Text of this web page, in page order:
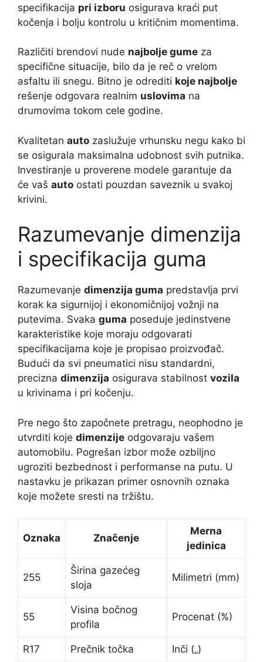
specifikacija pri izboru osigurava kraći put
kočenja i bolju kontrolu u kritičnim momentima.
Različiti brendovi nude najbolje gume za
specifične situacije, bilo da je reč o vrelom
asfaltu ili snegu. Bitno je odrediti koje najbolje
rešenje odgovara realnim uslovima na
drumovima tokom cele godine.
Kvalitetan auto zaslužuje vrhunsku negu kako bi
se osigurala maksimalna udobnost svih putnika.
Investiranje u proverene modele garantuje da
će vaš auto ostati pouzdan saveznik u svakoj
krivini.
Razumevanje dimenzija
i specifikacija guma
Razumevanje dimenzija guma predstavlja prvi
korak ka sigurnijoj i ekonomičnijoj vožnji na
putevima. Svaka guma poseduje jedinstvene
karakteristike koje moraju odgovarati
specifikacijama koje je propisao proizvođač.
Budući da svi pneumatici nisu standardni,
precizna dimenzija osigurava stabilnost vozila
u krivinama i pri kočenju.
Pre nego što započnete pretragu, neophodno je
utvrditi koje dimenzije odgovaraju vašem
automobilu. Pogrešan izbor može ozbiljno
ugroziti bezbednost i performanse na putu. U
nastavku je prikazan primer osnovnih oznaka
koje možete sresti na tržištu.
Oznaka Značenje
Merna
jedinica
255
Širina gazećeg
sloja
Milimetri (mm)
55
Visina bočnog
profila
Procenat (%)
R17 Prečnik točka Inči („)